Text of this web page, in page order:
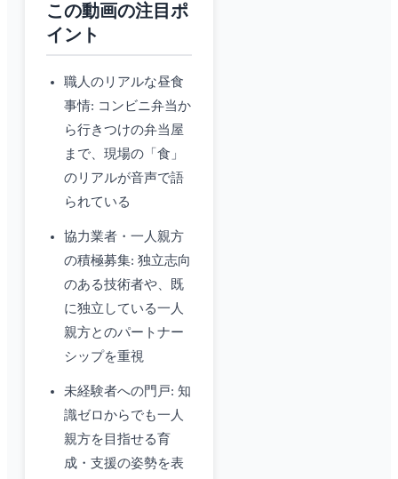
この動画の注目ポ
イント
職人のリアルな昼食
事情: コンビニ弁当か
ら行きつけの弁当屋
まで、現場の「食」
のリアルが音声で語
られている
協力業者・一人親方
の積極募集: 独立志向
のある技術者や、既
に独立している一人
親方とのパートナー
シップを重視
未経験者への門戸: 知
識ゼロからでも一人
親方を目指せる育
成・支援の姿勢を表